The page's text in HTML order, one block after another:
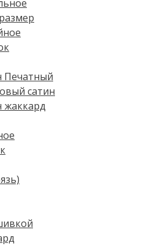
Печатный
сатин
жаккард